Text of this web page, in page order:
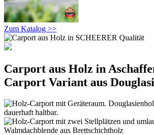
Zum Katalog >>
Carport aus Holz in
Carport Variant aus